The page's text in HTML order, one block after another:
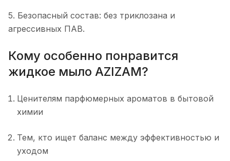
5. Безопасный состав: без триклозана и
агрессивных ПАВ.
Кому особенно понравится
жидкое мыло AZIZAM?
Ценителям парфюмерных ароматов в бытовой
химии
Тем, кто ищет баланс между эффективностью и
уходом